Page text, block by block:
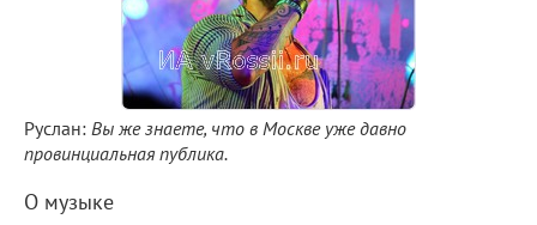
Руслан: Вы же знаете, что в Москве уже давно
провинциальная публика.
О музыке